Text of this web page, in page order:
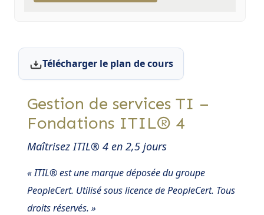
Télécharger le plan de cours
Gestion de services TI –
Fondations ITIL® 4
Maîtrisez ITIL® 4 en 2,5 jours
« ITIL® est une marque déposée du groupe
PeopleCert. Utilisé sous licence de PeopleCert. Tous
droits réservés. »